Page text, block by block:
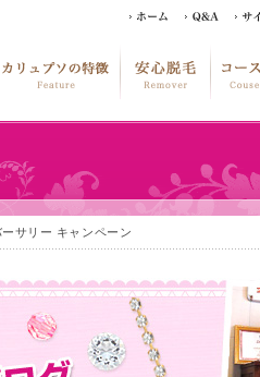
ーサリー キャンペーン